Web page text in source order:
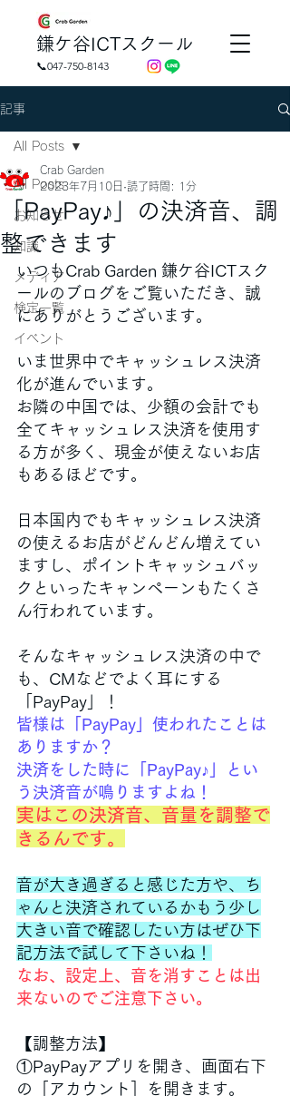
​鎌ケ谷ICTスクール
📞047-750-8143
記事
All Posts
お知らせ
知識
メディア
検定一覧
イベント
All Posts
「PayPay♪」の決済音、調
整できます
Crab Garden
2023年7月10日 読了時間: 1分
いつもCrab Garden 鎌ケ谷ICTスク
ールのブログをご覧いただき、誠
にありがとうございます。
いま世界中でキャッシュレス決済
化が進んでいます。
お隣の中国では、少額の会計でも
全てキャッシュレス決済を使用す
る方が多く、現金が使えないお店
もあるほどです。
日本国内でもキャッシュレス決済
の使えるお店がどんどん増えてい
ますし、ポイントキャッシュバッ
クといったキャンペーンもたくさ
ん行われています。
そんなキャッシュレス決済の中で
も、CMなどでよく耳にする
「PayPay」！
皆様は「PayPay」使われたことは
ありますか？
決済をした時に「PayPay♪」とい
う決済音が鳴りますよね！
実はこの決済音、音量を調整で
きるんです。
音が大き過ぎると感じた方や、ち
ゃんと決済されているかもう少し
大きい音で確認したい方はぜひ下
記方法で試して下さいね！
なお、設定上、音を消すことは出
来ないのでご注意下さい。
【調整方法】
①PayPayアプリを開き、画面右下
の［アカウント］を開きます。